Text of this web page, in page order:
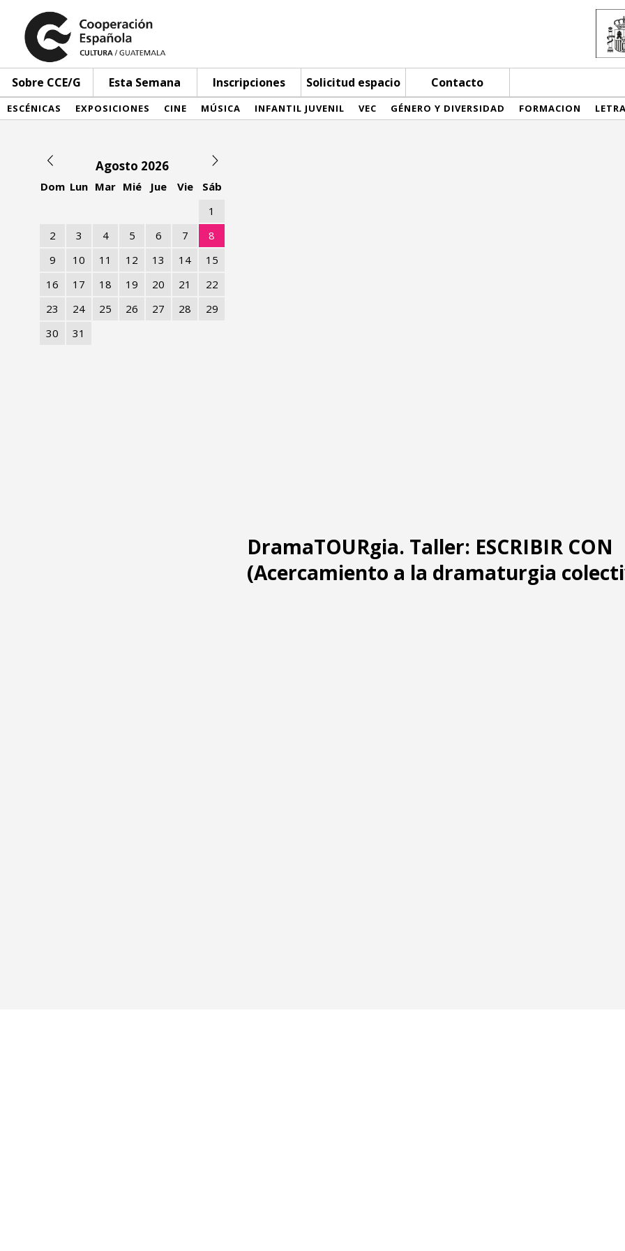
Sobre CCE/G Esta Semana Inscripciones Solicitud espacio Contacto
ESCÉNICAS EXPOSICIONES CINE MÚSICA INFANTIL JUVENIL VEC GÉNERO Y DIVERSIDAD FORMACION
Agosto 2026
Dom Lun Mar Mié Jue Vie
Sáb
1
2
3 4 5 6 7
8
9
10 11 12 13 14
15
16
17 18 19 20 21
22
23
24 25 26 27 28
29
30
31
DramaTOURgia. Taller: ESCRIBIR CON
(Acercamiento a la dramaturgia